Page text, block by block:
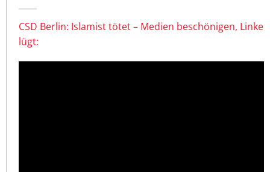
CSD Berlin: Islamist tötet – Medien beschönigen, Linke
lügt: